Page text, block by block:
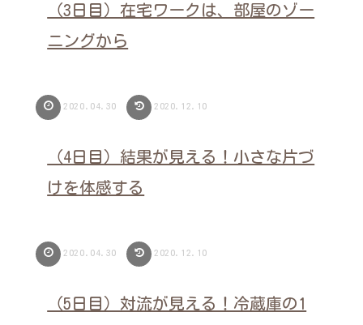
（3日目）在宅ワークは、部屋のゾー
ニングから
2020.04.30 2020.12.10
（4日目）結果が見える！小さな片づ
けを体感する
2020.04.30 2020.12.10
（5日目）対流が見える！冷蔵庫の1